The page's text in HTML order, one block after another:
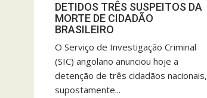
DETIDOS TRÊS SUSPEITOS DA
MORTE DE CIDADÃO
BRASILEIRO
O Serviço de Investigação Criminal
(SIC) angolano anunciou hoje a
detenção de três cidadãos nacionais,
supostamente...